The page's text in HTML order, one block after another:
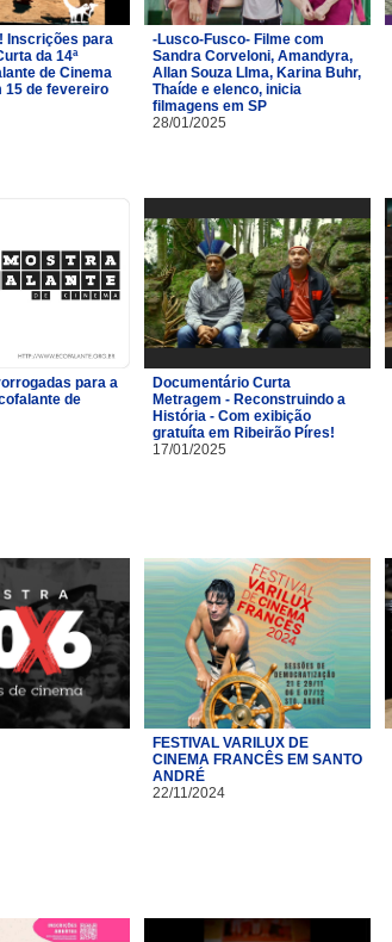
Inscrições para
da 14ª
de Cinema
15 de fevereiro
-Lusco-Fusco- Filme com
Sandra Corveloni, Amandyra,
Allan Souza LIma, Karina Buhr,
Thaíde e elenco, inicia
filmagens em SP
28/01/2025
para a
de
Documentário Curta
Metragem - Reconstruindo a
História - Com exibição
gratuíta em Ribeirão Píres!
17/01/2025
FESTIVAL VARILUX DE
CINEMA FRANCÊS EM SANTO
ANDRÉ
22/11/2024